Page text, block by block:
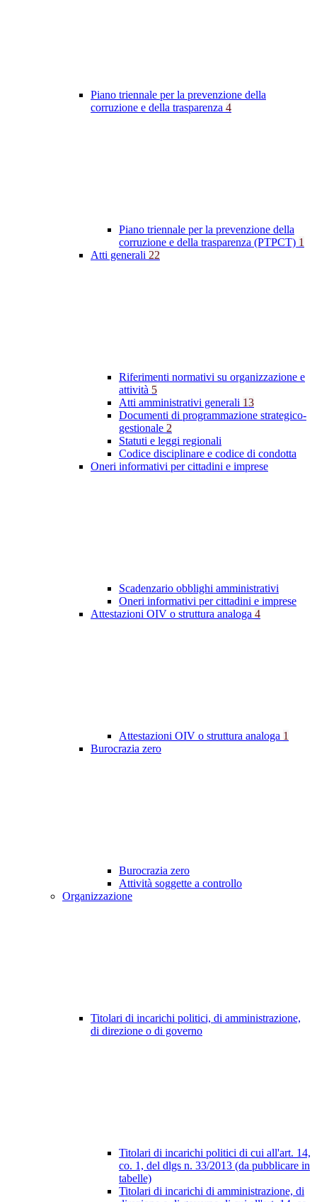
Piano triennale per la prevenzione della
corruzione e della trasparenza 4
Piano triennale per la prevenzione della
corruzione e della trasparenza (PTPCT) 1
Atti generali 22
Riferimenti normativi su organizzazione e
attività 5
Atti amministrativi generali 13
Documenti di programmazione strategico-
gestionale 2
Statuti e leggi regionali
Codice disciplinare e codice di condotta
Oneri informativi per cittadini e imprese
Scadenzario obblighi amministrativi
Oneri informativi per cittadini e imprese
Attestazioni OIV o struttura analoga 4
Attestazioni OIV o struttura analoga 1
Burocrazia zero
Burocrazia zero
Attività soggette a controllo
Organizzazione
Titolari di incarichi politici, di amministrazione,
di direzione o di governo
Titolari di incarichi politici di cui all'art. 14,
co. 1, del dlgs n. 33/2013 (da pubblicare in
tabelle)
Titolari di incarichi di amministrazione, di